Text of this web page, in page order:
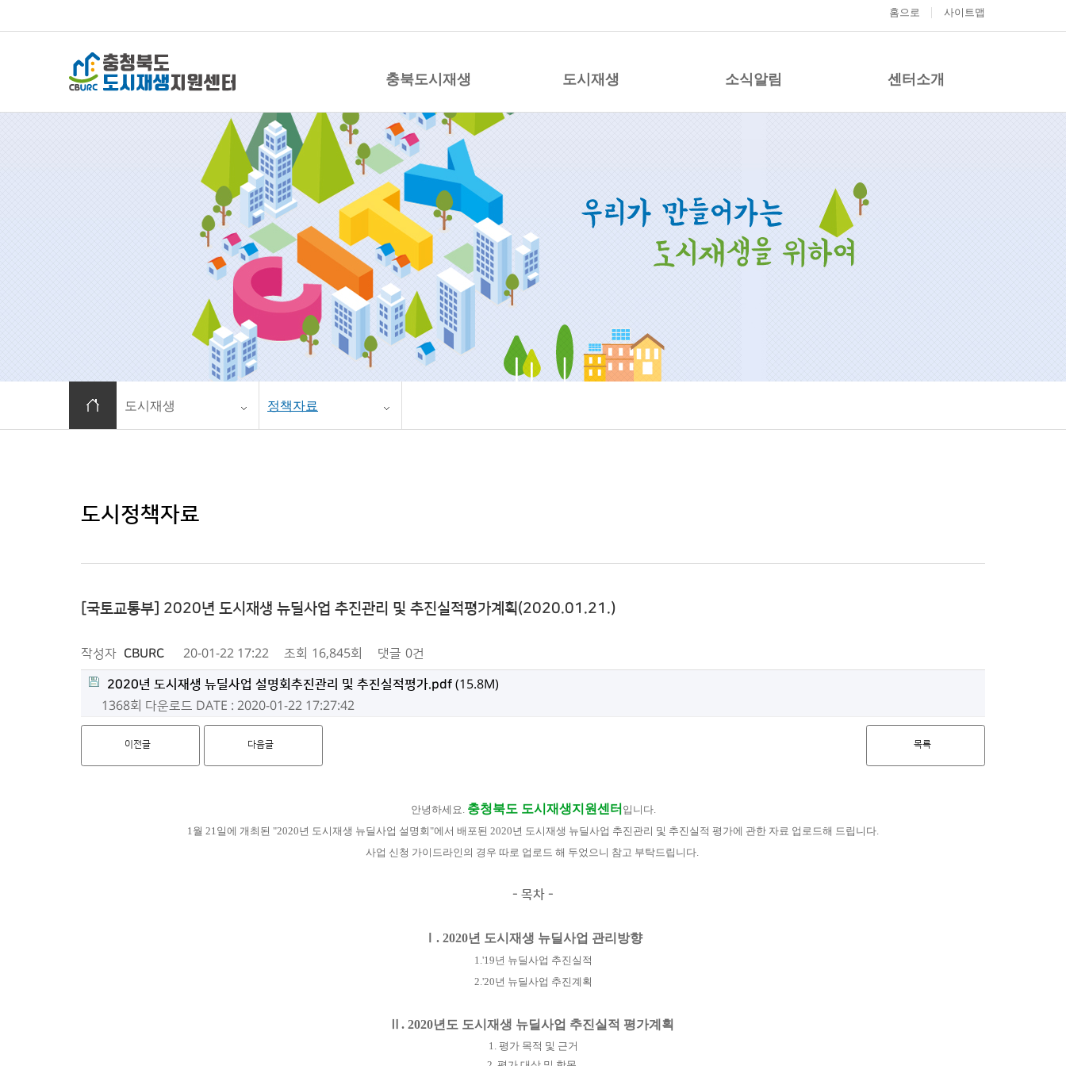
홈으로 사이트맵
충북도시재생 도시재생 소식알림 센터소개
홈으로 이동
도시재생 정책자료
도시정책자료
[국토교통부] 2020년 도시재생 뉴딜사업 추진관리 및 추진실적평가계획(2020.01.21.)
작성자 CBURC 20-01-22 17:22 조회 16,845회 댓글 0건
2020년 도시재생 뉴딜사업 설명회추진관리 및 추진실적평가.pdf (15.8M)
1368회 다운로드 DATE : 2020-01-22 17:27:42
이전글 다음글 목록
안녕하세요. 충청북도 도시재생지원센터 입니다.
1월 21일에 개최된 "2020년 도시재생 뉴딜사업 설명회"에서 배포된 2020년 도시재생 뉴딜사업 추진관리 및 추진실적 평가에 관한 자료 업로드해 드립니다.
사업 신청 가이드라인의 경우 따로 업로드 해 두었으니 참고 부탁드립니다. ​
- 목차 -
Ⅰ. 2020년 도시재생 뉴딜사업 관리방향
1.'19년 뉴딜사업 추진실적
2.'20년 뉴딜사업 추진계획
. 2020년도 도시재생 뉴딜사업 추진실적 평가계획
1. 평가 목적 및 근거